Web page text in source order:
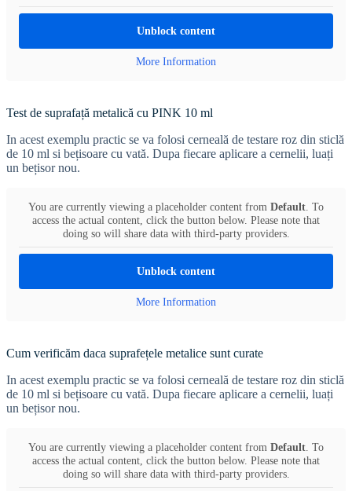
Unblock content
More Information
Test de suprafață metalică cu PINK 10 ml
In acest exemplu practic se va folosi cerneală de testare roz din sticlă
de 10 ml si bețisoare cu vată. Dupa fiecare aplicare a cernelii, luați
un bețisor nou.
You are currently viewing a placeholder content from Default . To
access the actual content, click the button below. Please note that
doing so will share data with third-party providers.
Unblock content
More Information
Cum verificăm daca suprafețele metalice sunt curate
In acest exemplu practic se va folosi cerneală de testare roz din sticlă
de 10 ml si bețisoare cu vată. Dupa fiecare aplicare a cernelii, luați
un bețisor nou.
You are currently viewing a placeholder content from Default . To
access the actual content, click the button below. Please note that
doing so will share data with third-party providers.